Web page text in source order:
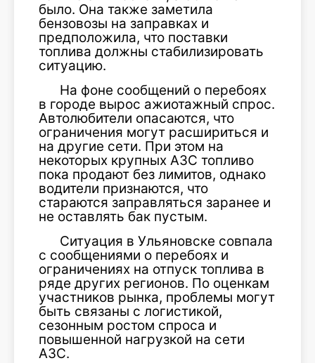
было. Она также заметила
бензовозы на заправках и
предположила, что поставки
топлива должны стабилизировать
ситуацию.
На фоне сообщений о перебоях
в городе вырос ажиотажный спрос.
Автолюбители опасаются, что
ограничения могут расшириться и
на другие сети. При этом на
некоторых крупных АЗС топливо
пока продают без лимитов, однако
водители признаются, что
стараются заправляться заранее и
не оставлять бак пустым.
Ситуация в Ульяновске совпала
с сообщениями о перебоях и
ограничениях на отпуск топлива в
ряде других регионов. По оценкам
участников рынка, проблемы могут
быть связаны с логистикой,
сезонным ростом спроса и
повышенной нагрузкой на сети
АЗС.